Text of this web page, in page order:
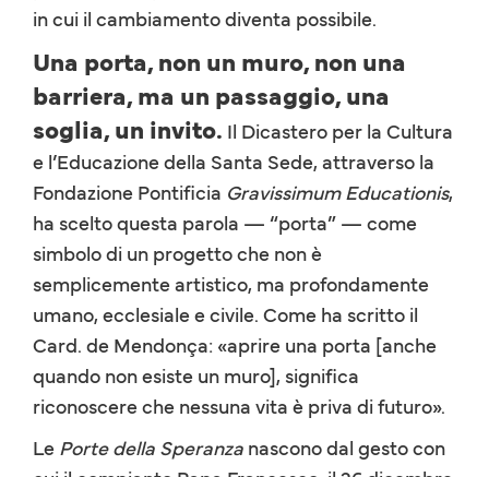
in cui il cambiamento diventa possibile.
Una porta, non un muro, non una
barriera, ma un passaggio, una
soglia, un invito. Il Dicastero per la Cultura
e l’Educazione della Santa Sede, attraverso la
Fondazione Pontificia Gravissimum Educationis,
ha scelto questa parola — “porta” — come
simbolo di un progetto che non è
semplicemente artistico, ma profondamente
umano, ecclesiale e civile. Come ha scritto il
Card. de Mendonça: «aprire una porta [anche
quando non esiste un muro], significa
riconoscere che nessuna vita è priva di futuro».
Le Porte della Speranza nascono dal gesto con